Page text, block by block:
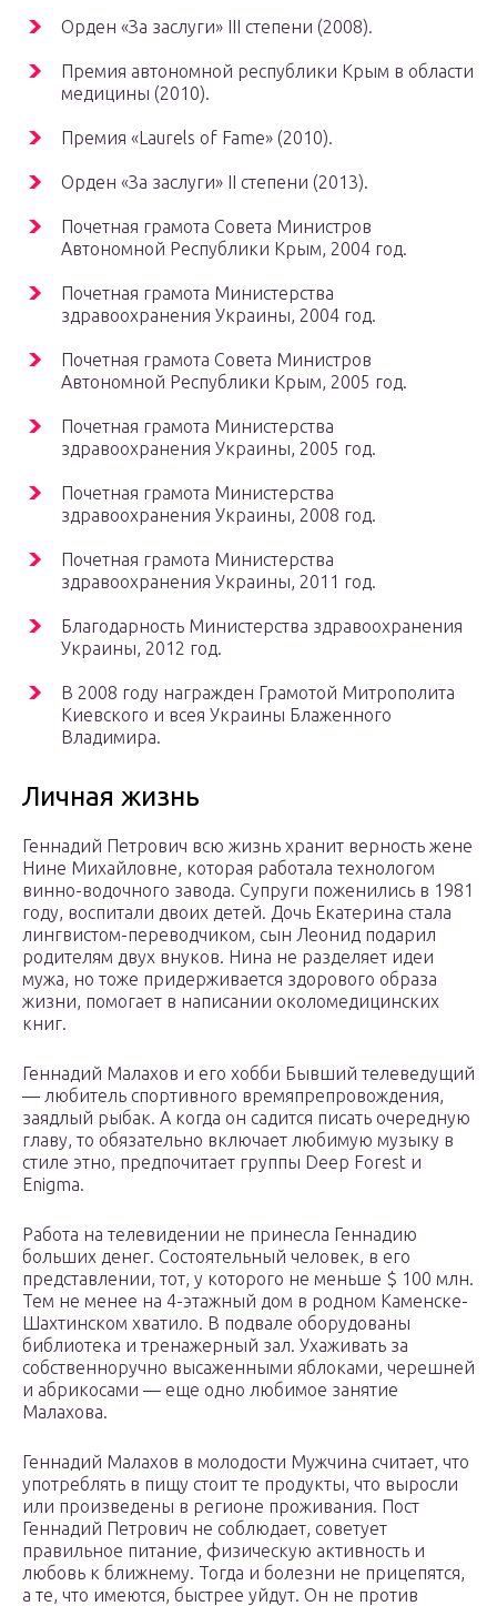
Орден «За заслуги» ІІІ степени (2008).
Премия автономной республики Крым в области
медицины (2010).
Премия «Laurels of Fame» (2010).
Орден «За заслуги» ІІ степени (2013).
Почетная грамота Совета Министров
Автономной Республики Крым, 2004 год.
Почетная грамота Министерства
здравоохранения Украины, 2004 год.
Почетная грамота Совета Министров
Автономной Республики Крым, 2005 год.
Почетная грамота Министерства
здравоохранения Украины, 2005 год.
Почетная грамота Министерства
здравоохранения Украины, 2008 год.
Почетная грамота Министерства
здравоохранения Украины, 2011 год.
Благодарность Министерства здравоохранения
Украины, 2012 год.
В 2008 году награжден Грамотой Митрополита
Киевского и всея Украины Блаженного
Владимира.
Личная жизнь
Геннадий Петрович всю жизнь хранит верность жене
Нине Михайловне, которая работала технологом
винно-водочного завода. Супруги поженились в 1981
году, воспитали двоих детей. Дочь Екатерина стала
лингвистом-переводчиком, сын Леонид подарил
родителям двух внуков. Нина не разделяет идеи
мужа, но тоже придерживается здорового образа
жизни, помогает в написании околомедицинских
книг.
Геннадий Малахов и его хобби Бывший телеведущий
— любитель спортивного времяпрепровождения,
заядлый рыбак. А когда он садится писать очередную
главу, то обязательно включает любимую музыку в
стиле этно, предпочитает группы Deep Forest и
Enigma.
Работа на телевидении не принесла Геннадию
больших денег. Состоятельный человек, в его
представлении, тот, у которого не меньше $ 100 млн.
Тем не менее на 4-этажный дом в родном Каменске-
Шахтинском хватило. В подвале оборудованы
библиотека и тренажерный зал. Ухаживать за
собственноручно высаженными яблоками, черешней
и абрикосами — еще одно любимое занятие
Малахова.
Геннадий Малахов в молодости Мужчина считает, что
употреблять в пищу стоит те продукты, что выросли
или произведены в регионе проживания. Пост
Геннадий Петрович не соблюдает, советует
правильное питание, физическую активность и
любовь к ближнему. Тогда и болезни не прицепятся,
а те, что имеются, быстрее уйдут. Он не против